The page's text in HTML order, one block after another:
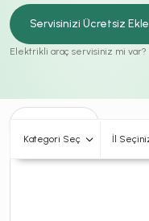
Servisinizi Ücretsiz
Elektrikli araç servisiniz mi var?
Kategori Seç